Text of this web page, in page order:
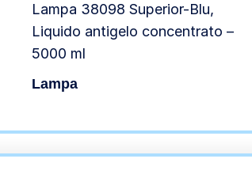
Lampa 38098 Superior-Blu,
Liquido antigelo concentrato –
5000 ml
Lampa